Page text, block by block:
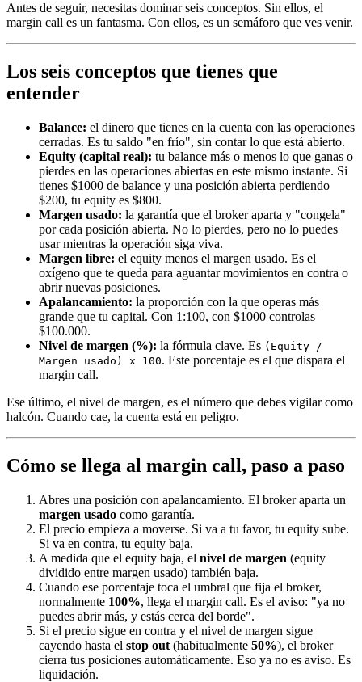
Antes de seguir, necesitas dominar seis conceptos. Sin ellos, el
margin call es un fantasma. Con ellos, es un semáforo que ves venir.
Los seis conceptos que tienes que
entender
Balance: el dinero que tienes en la cuenta con las operaciones
cerradas. Es tu saldo "en frío", sin contar lo que está abierto.
Equity (capital real): tu balance más o menos lo que ganas o
pierdes en las operaciones abiertas en este mismo instante. Si
tienes $1000 de balance y una posición abierta perdiendo
$200, tu equity es $800.
Margen usado: la garantía que el broker aparta y "congela"
por cada posición abierta. No lo pierdes, pero no lo puedes
usar mientras la operación siga viva.
Margen libre: el equity menos el margen usado. Es el
oxígeno que te queda para aguantar movimientos en contra o
abrir nuevas posiciones.
Apalancamiento: la proporción con la que operas más
grande que tu capital. Con 1:100, con $1000 controlas
$100.000.
Nivel de margen (%): la fórmula clave. Es (Equity /
Margen usado) x 100. Este porcentaje es el que dispara el
margin call.
Ese último, el nivel de margen, es el número que debes vigilar como
halcón. Cuando cae, la cuenta está en peligro.
Cómo se llega al margin call, paso a paso
Abres una posición con apalancamiento. El broker aparta un
margen usado como garantía.
El precio empieza a moverse. Si va a tu favor, tu equity sube.
Si va en contra, tu equity baja.
A medida que el equity baja, el nivel de margen (equity
dividido entre margen usado) también baja.
Cuando ese porcentaje toca el umbral que fija el broker,
normalmente 100%, llega el margin call. Es el aviso: "ya no
puedes abrir más, y estás cerca del borde".
Si el precio sigue en contra y el nivel de margen sigue
cayendo hasta el stop out (habitualmente 50%), el broker
cierra tus posiciones automáticamente. Eso ya no es aviso. Es
liquidación.